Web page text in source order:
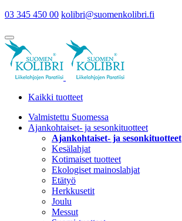
03 345 450 00 kolibri@suomenkolibri.fi
Kaikki tuotteet
Valmistettu Suomessa
Ajankohtaiset- ja sesonkituotteet
Ajankohtaiset- ja sesonkituotteet
Kesälahjat
Kotimaiset tuotteet
Ekologiset mainoslahjat
Etätyö
Herkkusetit
Joulu
Messut